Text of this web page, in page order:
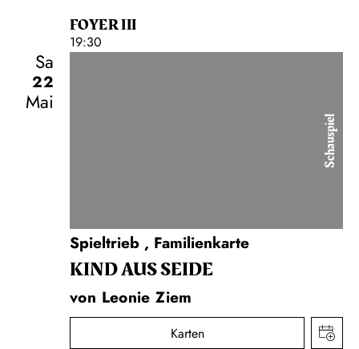
FOYER III
19:30
Sa
22
Mai
Schauspiel
Spieltrieb , Familienkarte
KIND AUS SEIDE
von Leonie Ziem
Karten